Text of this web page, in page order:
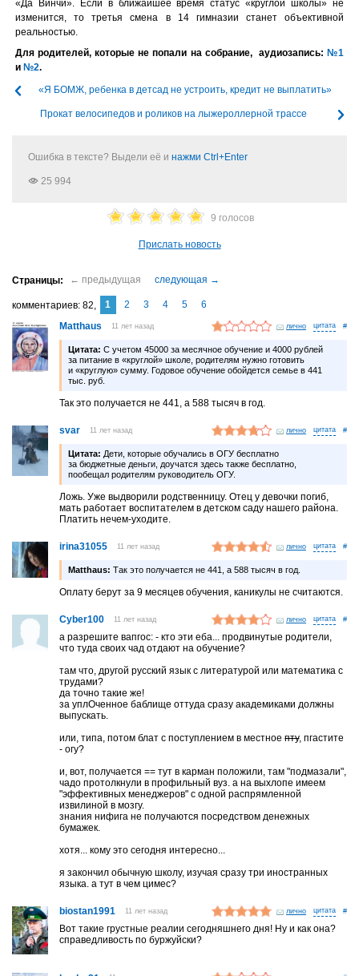
«Да Винчи». Если в ближайшее время статус «круглой школы» не
изменится, то третья смена в 14 гимназии станет объективной
реальностью.
Для родителей, которые не попали на собрание, аудиозапись: №1
и №2.
«Я БОМЖ, ребенка в детсад не устроить, кредит не выплатить»
Прокат велосипедов и роликов на лыжероллерной трассе
Ошибка в тексте? Выдели её и нажми Ctrl+Enter
25 994
9 голосов
Прислать новость
комментариев 82 1 2 3 4 5
6
Matthaus
11 лет назад лично #
Цитата: С учетом 45000 за месячное обучение и 4000 рублей
за питание в «круглой» школе, родителям нужно готовить
и «круглую» сумму. Годовое обучение обойдется семье в 441
тыс. руб.
Так это получается не 441, а 588 тысяч в год.
svar 11 лет назад лично #
Цитата: Дети, которые обучались в ОГУ бесплатно
за бюджетные деньги, доучатся здесь также бесплатно,
пообещал родителям руководитель ОГУ.
Ложь. Уже выдворили родственницу. Отец у девочки погиб,
мать работает воспитателем в детском саду нашего района.
Платить нечем-уходите.
irina31055 11 лет назад лично #
Matthaus: Так это получается не 441, а 588 тысяч в год.
Оплату берут за 9 месяцев обучения, каникулы не считаются.
Cyber100 11 лет назад лично #
а разрешите вапгос: - кто эти еба... продвинутые родители,
что туда своих чад отдают на обучение?
там что, другой русский язык с литературой или математика с
трудами?
да точно такие же!
за уплОченное баблище оттуда сразу академиками должны
выпускать.
или, типа, потом блат с поступлением в местноепту, пгастите
- огу?
и, вот, получается == тут в карман положили, там "подмазали",
чадо протолкнули в профильный вуз. а на выхлопе имеем
"эффективных менеджеров" с одной распрямленной
извилиной в мозгу.
знания нифига не получаются посредством денежных
бумажек.
хотя... кому это сегодня интересно...
я закончил обычную школу, изучая сразу три иностранных
языка. а тут в чем цимес?
biostan1991 11 лет назад лично #
Вот такие грустные реалии сегодняшнего дня! Ну и как она?
справедливость по буржуйски?